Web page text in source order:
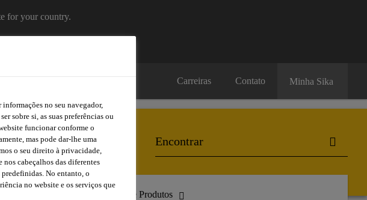
for your country.
Carreiras Contato Minha Sika
Catálogo de Produtos
no seu navegador,
sobre si, as suas preferências ou
funcionar conforme o
mas pode dar-lhe uma
o seu direito à privacidade,
cabeçalhos das diferentes
predefinidas. No entanto, o
no website e os serviços que